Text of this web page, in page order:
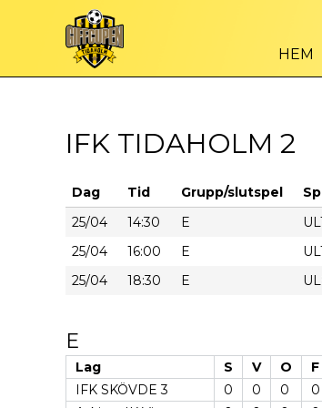
HEM
IFK TIDAHOLM 2
Dag Tid Grupp/slutspel
25/04
14:30 E
25/04
16:00 E
25/04
18:30 E
E
Lag S V O F
IFK SKÖVDE 3
0 0 0 0